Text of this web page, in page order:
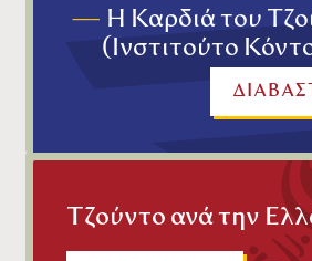
— Η Καρδιά του
(Ινστιτούτο
Τζούντο ανά την